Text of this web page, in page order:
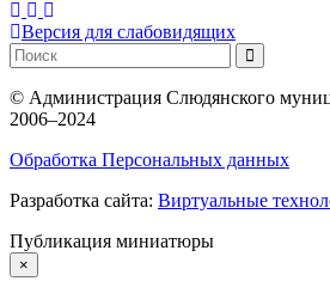
Версия для слабовидящих
© Администрация Слюдянского
2006–2024
Обработка Персональных данных
Разработка сайта: Виртуальные
Публикация миниатюры
×